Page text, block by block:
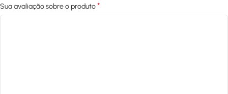
Sua avaliação sobre o produto*